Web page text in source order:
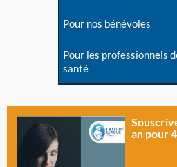
Pour nos bénévoles
Pour les professionnels
santé
an pour